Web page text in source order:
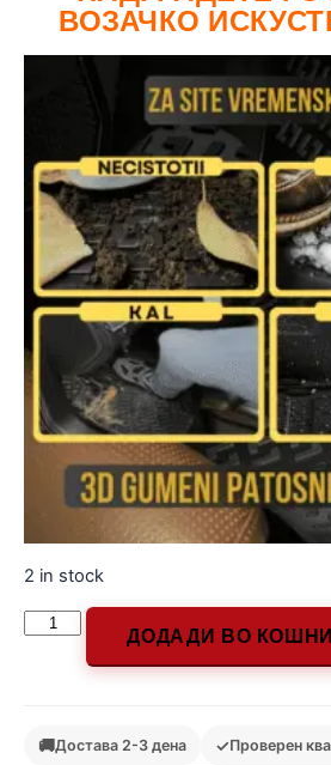
ВОЗАЧКО
2 in stock
ДОДАДИ ВО
🚚Достава 2-3 дена ✓Проверен